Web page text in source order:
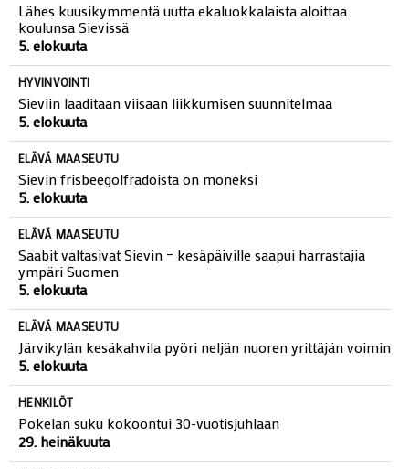
Lähes kuusikymmentä uutta ekaluokkalaista aloittaa
koulunsa Sievissä
5. elokuuta
HYVINVOINTI
Sieviin laaditaan viisaan liikkumisen suunnitelmaa
5. elokuuta
ELÄVÄ MAASEUTU
Sievin frisbeegolfradoista on moneksi
5. elokuuta
ELÄVÄ MAASEUTU
Saabit valtasivat Sievin – kesäpäiville saapui harrastajia
ympäri Suomen
5. elokuuta
ELÄVÄ MAASEUTU
Järvikylän kesäkahvila pyöri neljän nuoren yrittäjän voimin
5. elokuuta
HENKILÖT
Pokelan suku kokoontui 30-vuotisjuhlaan
29. heinäkuuta